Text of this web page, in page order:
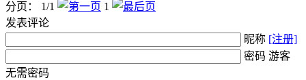
分页： 1/1
1
发表评论
昵称 [注册]
密码 游客
无需密码